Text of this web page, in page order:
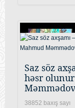
Saz söz
həsr
38852 baxış sayı